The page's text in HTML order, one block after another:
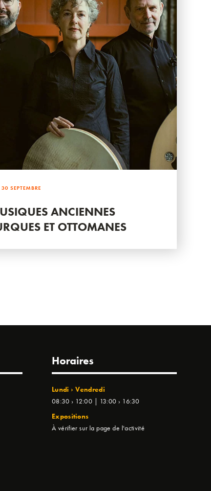
30 SEPTEMBRE
ANCIENNES
ET OTTOMANES
Horaires
Lundi › Vendredi
08:30 › 12:00 | 13:00 › 16:30
Expositions
À vérifier sur la page de l'activité